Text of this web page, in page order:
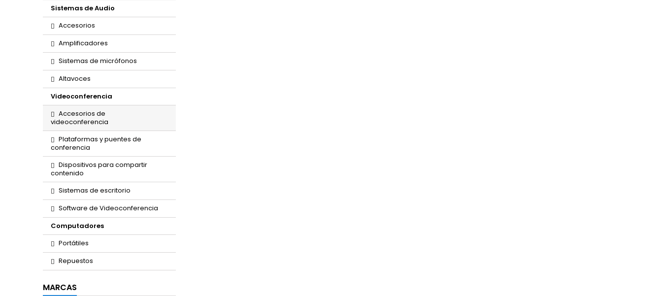
Sistemas de Audio
Accesorios
Amplificadores
Sistemas de micrófonos
Altavoces
Videoconferencia
Accesorios de
videoconferencia
Plataformas y puentes de
conferencia
Dispositivos para compartir
contenido
Sistemas de escritorio
Software de Videoconferencia
Computadores
Portátiles
Repuestos
MARCAS